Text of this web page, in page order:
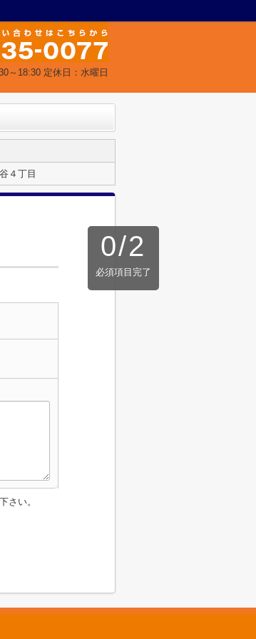
～18:30 定休日：水曜日
４丁目
0/2
必須項目完了
さい。